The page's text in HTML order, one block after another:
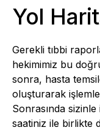
Yol
Gerekli tıbbi
hekimimiz bu
sonra, hasta
oluşturarak
Sonrasında
saatiniz ile birlikte